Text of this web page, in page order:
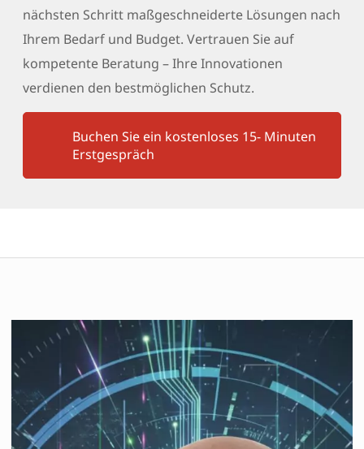
nächsten Schritt maßgeschneiderte Lösungen nach
Ihrem Bedarf und Budget. Vertrauen Sie auf
kompetente Beratung – Ihre Innovationen
verdienen den bestmöglichen Schutz.
Buchen Sie ein kostenloses 15- Minuten
Erstgespräch